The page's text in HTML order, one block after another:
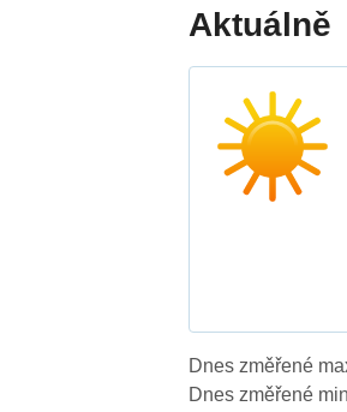
Aktuálně
Dnes změřené
Dnes změřené